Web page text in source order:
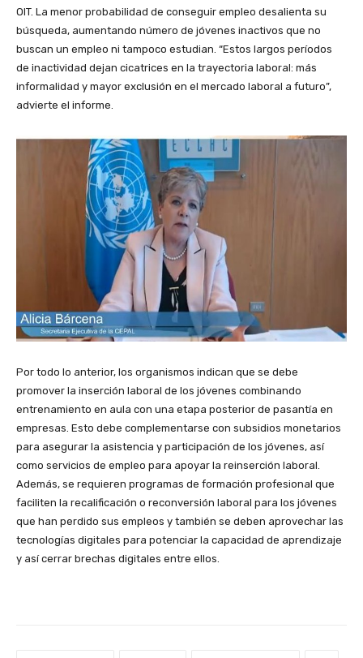
OIT. La menor probabilidad de conseguir empleo desalienta su
búsqueda, aumentando número de jóvenes inactivos que no
buscan un empleo ni tampoco estudian. “Estos largos períodos
de inactividad dejan cicatrices en la trayectoria laboral: más
informalidad y mayor exclusión en el mercado laboral a futuro”,
advierte el informe.
Por todo lo anterior, los organismos indican que se debe
promover la inserción laboral de los jóvenes combinando
entrenamiento en aula con una etapa posterior de pasantía en
empresas. Esto debe complementarse con subsidios monetarios
para asegurar la asistencia y participación de los jóvenes, así
como servicios de empleo para apoyar la reinserción laboral.
Además, se requieren programas de formación profesional que
faciliten la recalificación o reconversión laboral para los jóvenes
que han perdido sus empleos y también se deben aprovechar las
tecnologías digitales para potenciar la capacidad de aprendizaje
y así cerrar brechas digitales entre ellos.